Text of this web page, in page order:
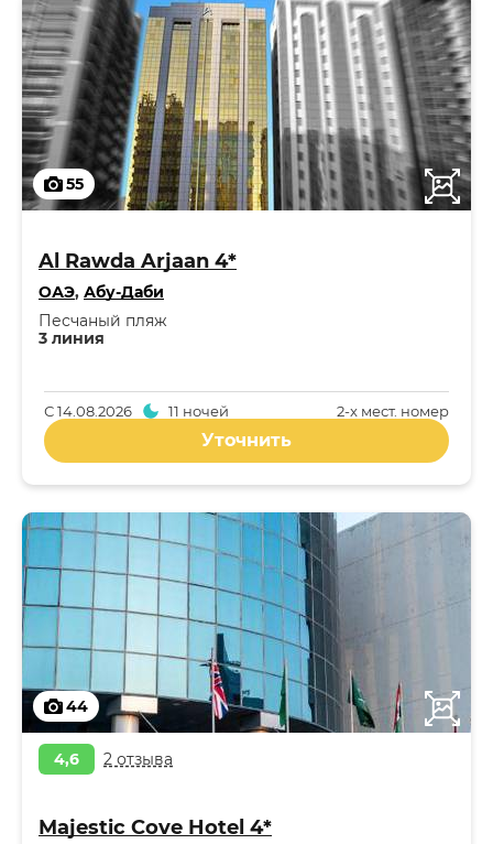
55
Al Rawda Arjaan 4*
ОАЭ, Абу-Даби
3 линия
Песчаный пляж
2-x мест. номер
С14.08.2026 11 ночей
Уточнить
44
4,6 2 отзыва
Majestic Cove Hotel 4*